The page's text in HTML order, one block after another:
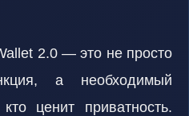
2.0 — это не просто
а необходимый
ценит приватность.